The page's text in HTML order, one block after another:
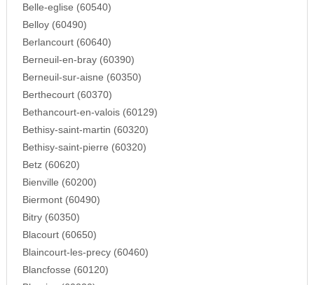
Belle-eglise (60540)
Belloy (60490)
Berlancourt (60640)
Berneuil-en-bray (60390)
Berneuil-sur-aisne (60350)
Berthecourt (60370)
Bethancourt-en-valois (60129)
Bethisy-saint-martin (60320)
Bethisy-saint-pierre (60320)
Betz (60620)
Bienville (60200)
Biermont (60490)
Bitry (60350)
Blacourt (60650)
Blaincourt-les-precy (60460)
Blancfosse (60120)